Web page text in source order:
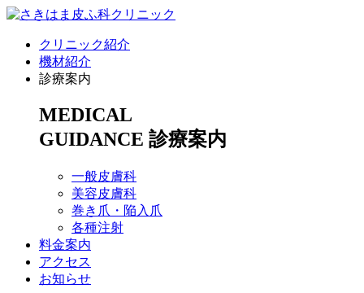
クリニック紹介
機材紹介
診療案内
MEDICAL
GUIDANCE 診療案内
一般皮膚科
美容皮膚科
巻き爪・陥入爪
各種注射
料金案内
アクセス
お知らせ